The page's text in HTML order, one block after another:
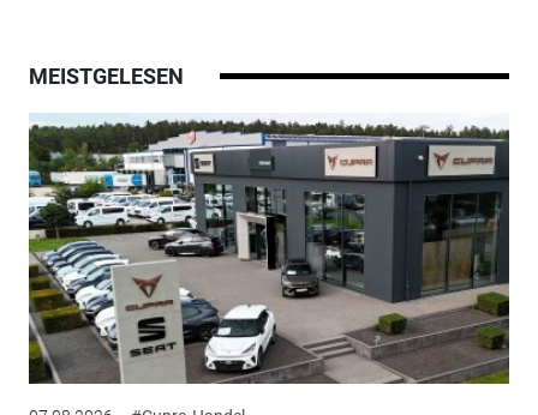
MEISTGELESEN